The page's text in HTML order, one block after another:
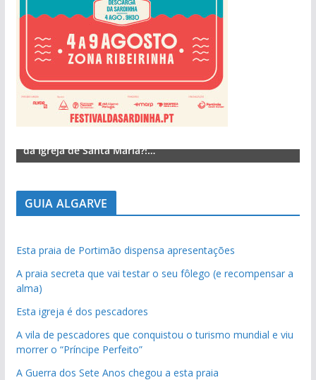
da Igreja de Santa Maria?!…
GUIA ALGARVE
Esta praia de Portimão dispensa apresentações
A praia secreta que vai testar o seu fôlego (e recompensar a
alma)
Esta igreja é dos pescadores
A vila de pescadores que conquistou o turismo mundial e viu
morrer o “Príncipe Perfeito”
A Guerra dos Sete Anos chegou a esta praia